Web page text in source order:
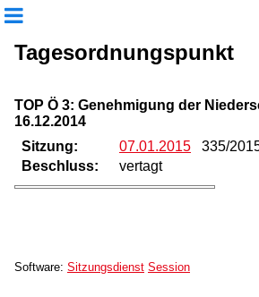
Tagesordnungspunkt
TOP Ö 3: Genehmigung der
16.12.2014
Sitzung:
07.01.2015 335/
Beschluss:
vertagt
Software: Sitzungsdienst Session